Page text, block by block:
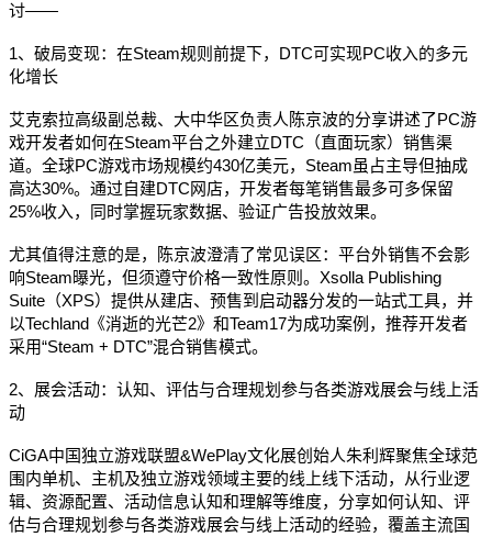
讨——
1、破局变现：在Steam规则前提下，DTC可实现PC收入的多元
化增长
艾克索拉高级副总裁、大中华区负责人陈京波的分享讲述了PC游
戏开发者如何在Steam平台之外建立DTC（直面玩家）销售渠
道。全球PC游戏市场规模约430亿美元，Steam虽占主导但抽成
高达30%。通过自建DTC网店，开发者每笔销售最多可多保留
25%收入，同时掌握玩家数据、验证广告投放效果。
尤其值得注意的是，陈京波澄清了常见误区：平台外销售不会影
响Steam曝光，但须遵守价格一致性原则。Xsolla Publishing
Suite（XPS）提供从建店、预售到启动器分发的一站式工具，并
以Techland《消逝的光芒2》和Team17为成功案例，推荐开发者
采用“Steam + DTC”混合销售模式。
2、展会活动：认知、评估与合理规划参与各类游戏展会与线上活
动
CiGA中国独立游戏联盟&WePlay文化展创始人朱利辉聚焦全球范
围内单机、主机及独立游戏领域主要的线上线下活动，从行业逻
辑、资源配置、活动信息认知和理解等维度，分享如何认知、评
估与合理规划参与各类游戏展会与线上活动的经验，覆盖主流国